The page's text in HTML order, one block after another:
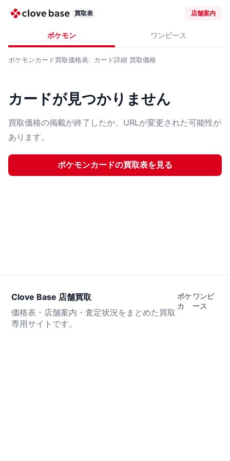
買取表 店舗案内
ポケモン ワンピース
ポケモンカード買取価格表 カード詳細 買取価格
カードが見つかりません
買取価格の掲載が終了したか、URLが変更された可能性が
あります。
ポケモンカードの買取表を見る
Clove Base 店舗買取
価格表・店舗案内・査定状況をまとめた買取
専用サイトです。
ポケ
カ
ワンピ
ース